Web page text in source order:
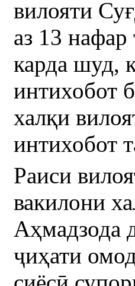
вилояти
аз 13
карда шуд,
интихобот
халқи
интихобот
Раиси
вакилони
Аҳмадзода
ҷиҳати